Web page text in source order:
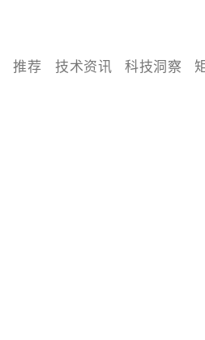
科技互联网,科技
察,量子,计算,AI,
推荐 技术资讯 科技洞察